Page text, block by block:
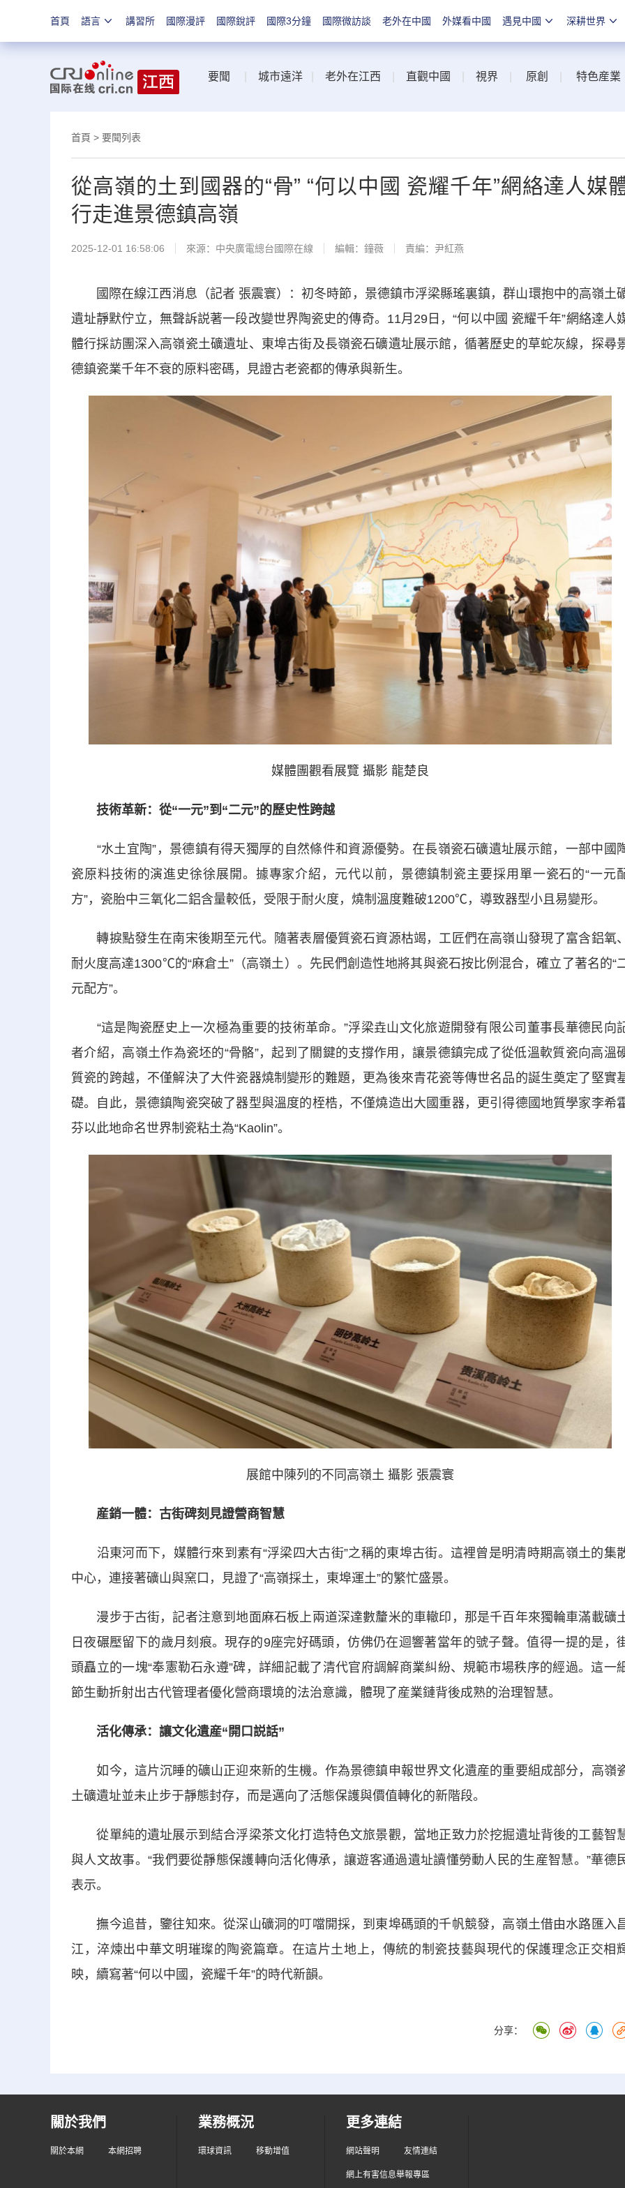
首頁 語言 講習所 國際漫評 國際銳評 國際3分鐘 國際微訪談 老外在中國 外媒看中國 遇見中國 深耕世界
要聞 城市遠洋 老外在江西 直觀中國 視界 原創 特色産業
首頁 > 要聞列表
從高嶺的土到國器的“骨” “何以中國 瓷耀千年”網絡達人媒
行走進景德鎮高嶺
2025-12-01 16:58:06 來源：中央廣電總台國際在線 編輯：鐘薇 責編：尹紅燕
國際在線江西消息（記者 張震寰）：初冬時節，景德鎮市浮梁縣瑤裏鎮，群山環抱中的高嶺土
遺址靜默佇立，無聲訴説著一段改變世界陶瓷史的傳奇。11月29日，“何以中國 瓷耀千年”網絡達人
體行採訪團深入高嶺瓷土礦遺址、東埠古街及長嶺瓷石礦遺址展示館，循著歷史的草蛇灰線，探尋
德鎮瓷業千年不衰的原料密碼，見證古老瓷都的傳承與新生。
媒體團觀看展覽 攝影 龍楚良
技術革新：從“一元”到“二元”的歷史性跨越
“水土宜陶”，景德鎮有得天獨厚的自然條件和資源優勢。在長嶺瓷石礦遺址展示館，一部中國
瓷原料技術的演進史徐徐展開。據專家介紹，元代以前，景德鎮制瓷主要採用單一瓷石的“一元
方”，瓷胎中三氧化二鋁含量較低，受限于耐火度，燒制溫度難破1200℃，導致器型小且易變形。
轉捩點發生在南宋後期至元代。隨著表層優質瓷石資源枯竭，工匠們在高嶺山發現了富含鋁氧
耐火度高達1300℃的“麻倉土”（高嶺土）。先民們創造性地將其與瓷石按比例混合，確立了著名的“
元配方”。
“這是陶瓷歷史上一次極為重要的技術革命。”浮梁垚山文化旅遊開發有限公司董事長華德民向
者介紹，高嶺土作為瓷坯的“骨骼”，起到了關鍵的支撐作用，讓景德鎮完成了從低溫軟質瓷向高溫
質瓷的跨越，不僅解決了大件瓷器燒制變形的難題，更為後來青花瓷等傳世名品的誕生奠定了堅實
礎。自此，景德鎮陶瓷突破了器型與溫度的桎梏，不僅燒造出大國重器，更引得德國地質學家李希
芬以此地命名世界制瓷粘土為“Kaolin”。
展館中陳列的不同高嶺土 攝影 張震寰
産銷一體：古街碑刻見證營商智慧
沿東河而下，媒體行來到素有“浮梁四大古街”之稱的東埠古街。這裡曾是明清時期高嶺土的集
中心，連接著礦山與窯口，見證了“高嶺採土，東埠運土”的繁忙盛景。
漫步于古街，記者注意到地面麻石板上兩道深達數釐米的車轍印，那是千百年來獨輪車滿載礦
日夜碾壓留下的歲月刻痕。現存的9座完好碼頭，仿佛仍在迴響著當年的號子聲。值得一提的是，
頭矗立的一塊“奉憲勒石永遵”碑，詳細記載了清代官府調解商業糾紛、規範市場秩序的經過。這一
節生動折射出古代管理者優化營商環境的法治意識，體現了産業鏈背後成熟的治理智慧。
活化傳承：讓文化遺産“開口説話”
如今，這片沉睡的礦山正迎來新的生機。作為景德鎮申報世界文化遺産的重要組成部分，高嶺
土礦遺址並未止步于靜態封存，而是邁向了活態保護與價值轉化的新階段。
從單純的遺址展示到結合浮梁茶文化打造特色文旅景觀，當地正致力於挖掘遺址背後的工藝智
與人文故事。“我們要從靜態保護轉向活化傳承，讓遊客通過遺址讀懂勞動人民的生産智慧。”華德
表示。
撫今追昔，鑒往知來。從深山礦洞的叮噹開採，到東埠碼頭的千帆競發，高嶺土借由水路匯入
江，淬煉出中華文明璀璨的陶瓷篇章。在這片土地上，傳統的制瓷技藝與現代的保護理念正交相
映，續寫著“何以中國，瓷耀千年”的時代新韻。
分享：
關於我們
關於本網 本網招聘
業務概況
環球資訊 移動增值
更多連結
網站聲明 友情連結
網上有害信息舉報專區